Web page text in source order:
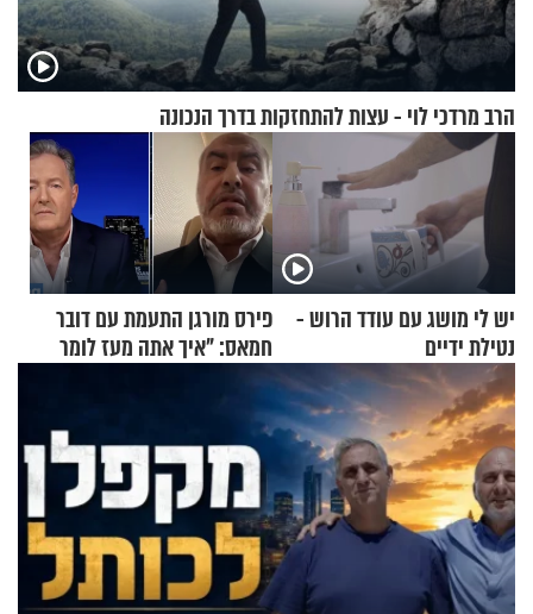
הרב מרדכי לוי - עצות להתחזקות בדרך הנכונה
יש לי מושג עם עודד הרוש -
נטילת ידיים
פירס מורגן התעמת עם דובר
חמאס: "איך אתה מעז לומר
שלא ביצעתם פשעי מלחמה?!"